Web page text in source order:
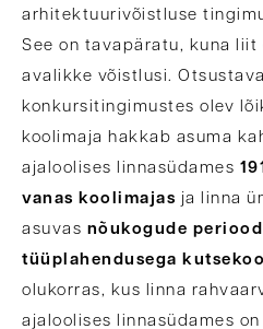
arhitektuurivõistluse
See on tavapäratu, kuna liit
avalikke võistlusi.
konkursitingimustes olev
koolimaja hakkab asuma
ajaloolises linnasüdames
vanas koolimajas ja linna
asuvas nõukogude
tüüplahendusega
olukorras, kus linna
ajaloolises linnasüdames